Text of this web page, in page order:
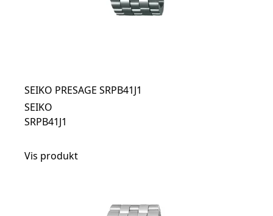
SEIKO PRESAGE SRPB41J1
SEIKO
SRPB41J1
Vis produkt